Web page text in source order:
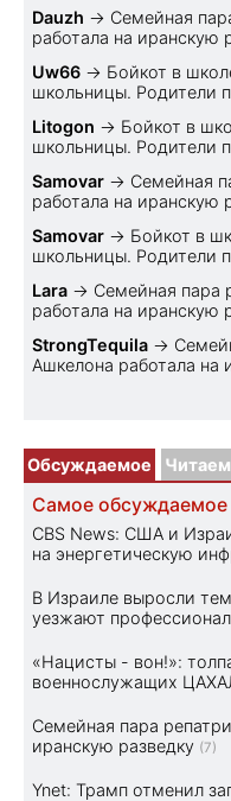
Dauzh → Семейная
работала на иранскую
Uw66 → Бойкот в
школьницы. Родители
Litogon → Бойкот в
школьницы. Родители
Samovar → Семейная
работала на иранскую
Samovar → Бойкот в
школьницы. Родители
Lara → Семейная пара
работала на иранскую
StrongTequila →
Ашкелона работала на
Обсуждаемое
Самое обсуждаемое
CBS News: США и
на энергетическую
В Израиле выросли
уезжают
«Нацисты - вон!»:
военнослужащих
Семейная пара
иранскую разведку (7)
Ynet: Трамп отменил